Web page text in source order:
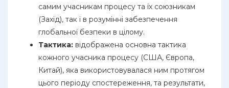
самим учасникам процесу та їх союзникам
(Захід), так і в розумінні забезпечення
глобальної безпеки в цілому.
Тактика: відображена основна тактика
кожного учасника процесу (США, Європа,
Китай), яка використовувалася ним протягом
цього періоду спостереження, та результати,